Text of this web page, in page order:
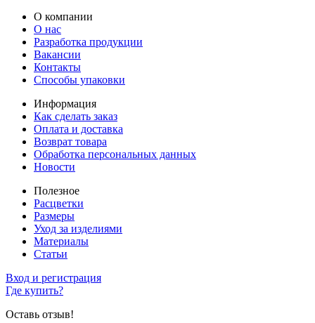
О компании
О нас
Разработка продукции
Вакансии
Контакты
Способы упаковки
Информация
Как сделать заказ
Оплата и доставка
Возврат товара
Обработка персональных данных
Новости
Полезное
Расцветки
Размеры
Уход за изделиями
Материалы
Статьи
Вход и регистрация
Где купить?
Оставь отзыв!